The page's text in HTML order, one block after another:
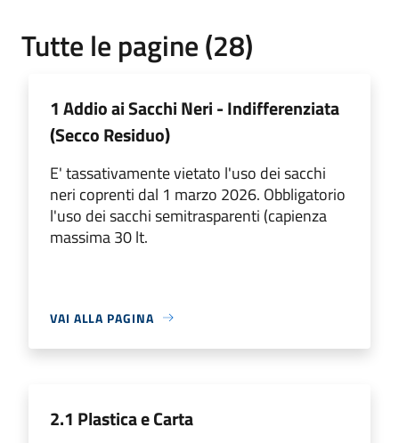
Tutte le pagine (28)
1 Addio ai Sacchi Neri - Indifferenziata
(Secco Residuo)
E' tassativamente vietato l'uso dei sacchi
neri coprenti dal 1 marzo 2026. Obbligatorio
l'uso dei sacchi semitrasparenti (capienza
massima 30 lt.
VAI ALLA PAGINA
2.1 Plastica e Carta